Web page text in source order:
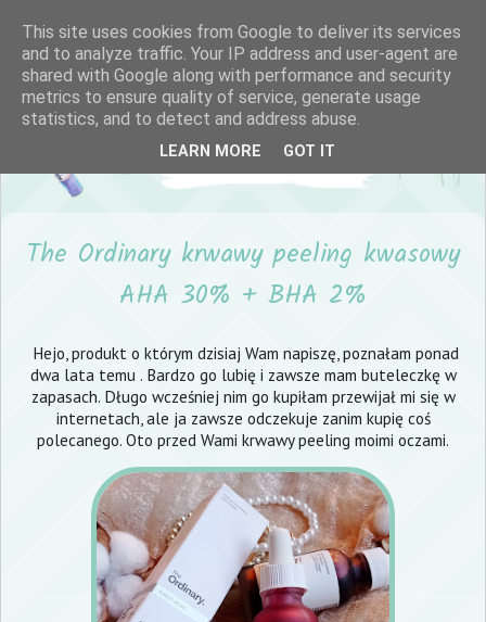
The Ordinary krwawy peeling kwasowy
AHA 30% + BHA 2%
Hejo, produkt o którym dzisiaj Wam napiszę, poznałam ponad
dwa lata temu . Bardzo go lubię i zawsze mam buteleczkę w
zapasach. Długo wcześniej nim go kupiłam przewijał mi się w
internetach, ale ja zawsze odczekuje zanim kupię coś
polecanego. Oto przed Wami krwawy peeling moimi oczami.
This site uses cookies from Google to deliver its services
and to analyze traffic. Your IP address and user-agent are
shared with Google along with performance and security
metrics to ensure quality of service, generate usage
statistics, and to detect and address abuse.
LEARN MORE GOT IT